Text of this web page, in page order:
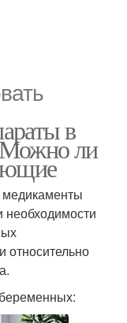
в
Можно ли
относительно